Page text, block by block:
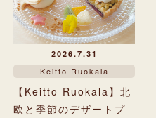
2026.7.31
Keitto Ruokala
【Keitto Ruokala】北
欧と季節のデザートプ